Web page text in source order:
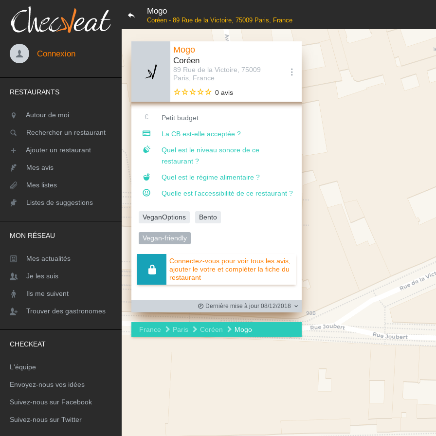
Mogo
Coréen - 89 Rue de la Victoire, 75009 Paris, France
Connexion
RESTAURANTS
Autour de moi
Rechercher un restaurant
Ajouter un restaurant
Mes avis
Mes listes
Listes de suggestions
MON RÉSEAU
Mes actualités
Je les suis
Ils me suivent
Trouver des gastronomes
CHECKEAT
L'équipe
Envoyez-nous vos idées
Suivez-nous sur Facebook
Suivez-nous sur Twitter
Mogo
Coréen
89 Rue de la Victoire, 75009
Paris, France
0 avis
Petit budget
La CB est-elle acceptée ?
Quel est le niveau sonore de ce
restaurant ?
Quel est le régime alimentaire ?
Quelle est l'accessibilité de ce restaurant ?
VeganOptions Bento
Vegan-friendly
Connectez-vous pour voir tous les avis,
ajouter le votre et compléter la fiche du
restaurant
Dernière mise à jour 08/12/2018
France Paris Coréen Mogo